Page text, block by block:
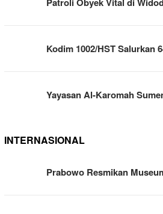
Kodim 1002/HST Salurkan
Yayasan Al-Karomah
INTERNASIONAL
Prabowo Resmikan